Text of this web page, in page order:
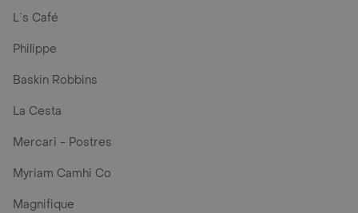
L´s Café
Philippe
Baskin Robbins
La Cesta
Mercari - Postres
Myriam Camhi Co
Magnifique